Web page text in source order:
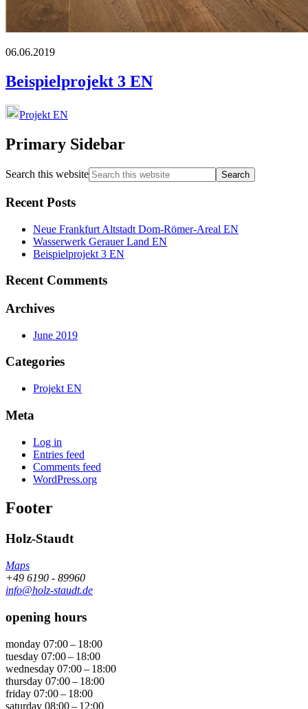
06.06.2019
Beispielprojekt 3 EN
Projekt EN
Primary Sidebar
Search this website
Recent Posts
Neue Frankfurt Altstadt Dom-Römer-Areal EN
Wasserwerk Gerauer Land EN
Beispielprojekt 3 EN
Recent Comments
Archives
June 2019
Categories
Projekt EN
Meta
Log in
Entries feed
Comments feed
WordPress.org
Footer
Holz-Staudt
Maps
+49 6190 - 89960
info@holz-staudt.de
opening hours
monday 07:00 – 18:00
tuesday 07:00 – 18:00
wednesday 07:00 – 18:00
thursday 07:00 – 18:00
friday 07:00 – 18:00
saturday 08:00 – 12:00